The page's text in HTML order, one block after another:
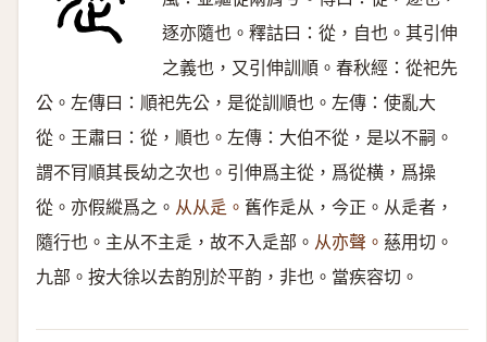
逐亦隨也。釋詁曰：從，自也。其引伸
之義也，又引伸訓順。春秋經：從祀先
公。左傳曰：順祀先公，是從訓順也。左傳：使亂大
從。王肅曰：從，順也。左傳：大伯不從，是以不嗣。
謂不肎順其長幼之次也。引伸爲主從，爲從横，爲操
從。亦假縱爲之。 从从辵。 舊作辵从，今正。从辵者，
隨行也。主从不主辵，故不入辵部。 从亦聲。 慈用切。
九部。按大徐以去韵別於平韵，非也。當疾容切。